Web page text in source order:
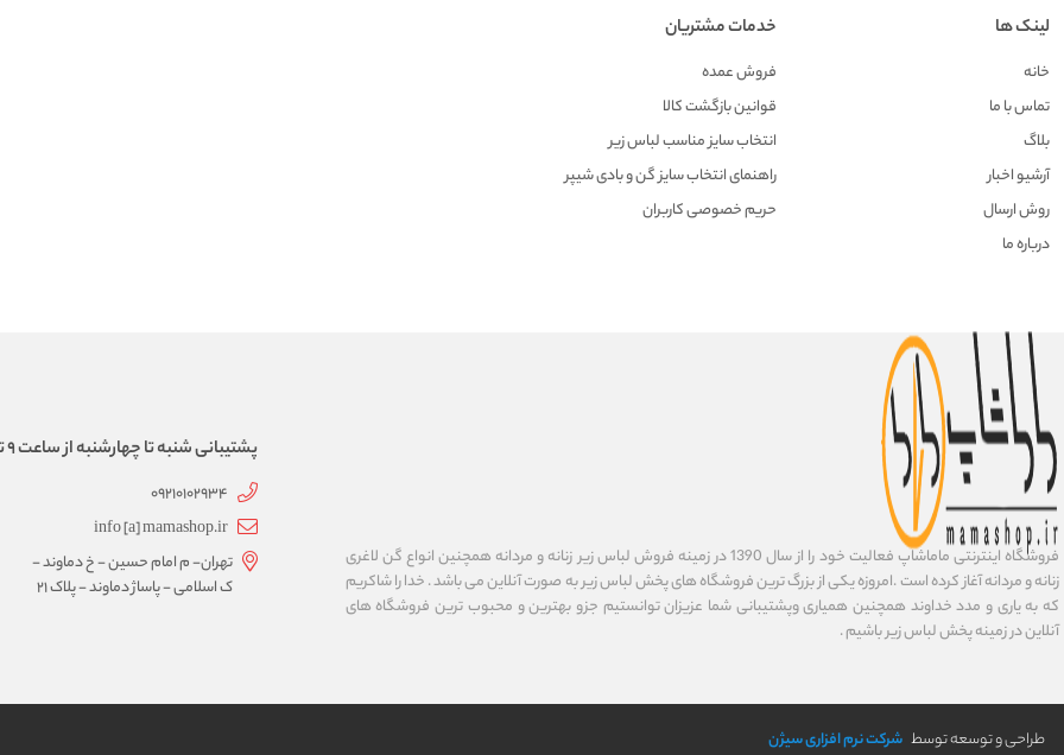
لینک ها
خانه
تماس با ما
بلاگ
آرشیو اخبار
روش ارسال
درباره ما
خدمات مشتریان
فروش عمده
قوانین بازگشت کالا
انتخاب سایز مناسب لباس زیر
راهنمای انتخاب سایز گن و بادی شیپر
حریم خصوصی کاربران
فروشگاه اینترنتی ماماشاپ فعالیت خود را از سال 1390 در زمینه فروش لباس زیر زنانه و مردانه همچنین انواع گن لاغری
زنانه و مردانه آغاز کرده است .امروزه یکی از بزرگ ترین فروشگاه های پخش لباس زیر به صورت آنلاین می باشد . خدا را شاکریم
که به یاری و مدد خداوند همچنین همیاری وپشتیبانی شما عزیزان توانستیم جزو بهترین و محبوب ترین فروشگاه های
آنلاین در زمینه پخش لباس زیر باشیم .
پشتیبانی شنبه تا چهارشنبه از ساعت 9 تا 17
09210102934
info [a] mamashop.ir
تهران- م امام حسین - خ دماوند -
ک اسلامی - پاساژ دماوند - پلاک 21
طراحی و توسعه توسط شرکت نرم افزاری سیژن